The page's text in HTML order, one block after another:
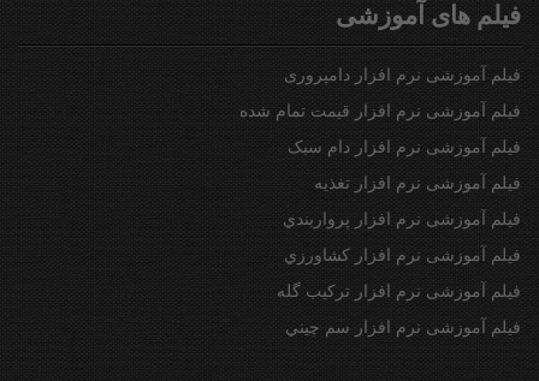
فیلم های آموزشی
فیلم آموزشی نرم افزار دامپروری
فیلم آموزشی نرم افزار قیمت تمام شده
فیلم آموزشی نرم افزار دام سبک
فیلم آموزشی نرم افزار تغذیه
فیلم آموزشی نرم افزار پرواربندي
فیلم آموزشی نرم افزار كشاورزي
فیلم آموزشی نرم افزار تركيب گله
فیلم آموزشی نرم افزار سم چيني